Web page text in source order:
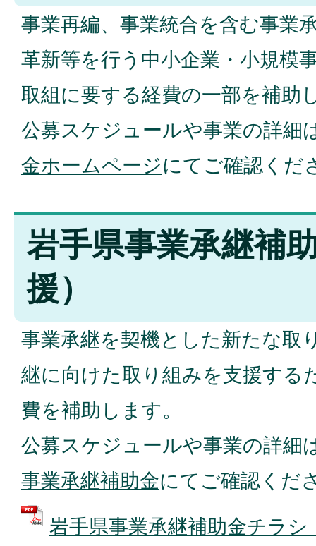
事業再編、事業統合を含む事業
革新等を行う中小企業・小規模
取組に要する経費の一部を補助
公募スケジュールや事業の詳細
金ホームページにてご確認くだ
岩手県事業承継補
援）
事業承継を契機とした新たな取
継に向けた取り組みを支援する
費を補助します。
公募スケジュールや事業の詳細
事業承継補助金にてご確認くだ
岩手県事業承継補助金チラ